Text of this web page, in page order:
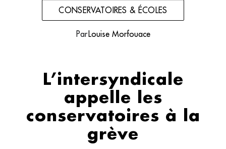
CONSERVATOIRES & ÉCOLES
ParLouise Morfouace
L’intersyndicale
appelle les
conservatoires à la
grève